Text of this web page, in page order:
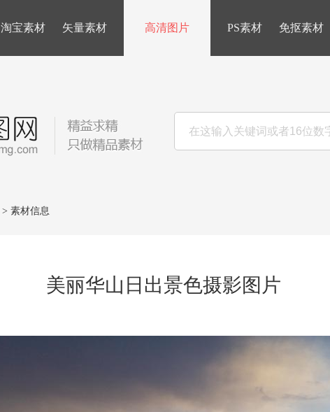
淘宝素材 矢量素材 高清图片 PS素材 免抠素材
> 素材信息
美丽华山日出景色摄影图片